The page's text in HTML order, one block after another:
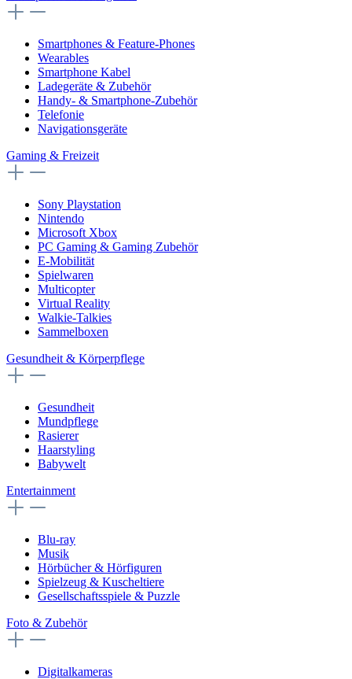
Smartphones & Feature-Phones
Wearables
Smartphone Kabel
Ladegeräte & Zubehör
Handy- & Smartphone-Zubehör
Telefonie
Navigationsgeräte
Gaming & Freizeit
Sony Playstation
Nintendo
Microsoft Xbox
PC Gaming & Gaming Zubehör
E-Mobilität
Spielwaren
Multicopter
Virtual Reality
Walkie-Talkies
Sammelboxen
Gesundheit & Körperpflege
Gesundheit
Mundpflege
Rasierer
Haarstyling
Babywelt
Entertainment
Blu-ray
Musik
Hörbücher & Hörfiguren
Spielzeug & Kuscheltiere
Gesellschaftsspiele & Puzzle
Foto & Zubehör
Digitalkameras